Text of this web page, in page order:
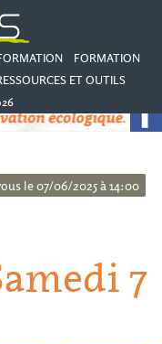
FORMATION
ET OUTILS
le 07/06/2025 à 14:00
7